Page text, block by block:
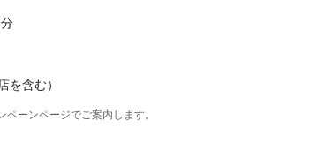
を含む）
ーンページでご案内します。